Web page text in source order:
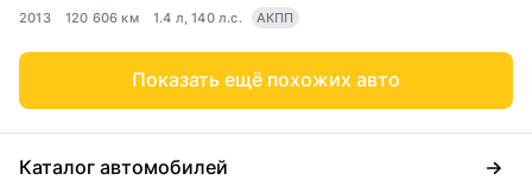
2013 120 606 км 1.4 л, 140 л.с. АКПП
Показать ещё похожих авто
Каталог автомобилей